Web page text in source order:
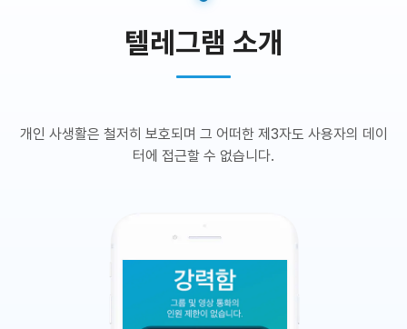
텔레그램 소개
개인 사생활은 철저히 보호되며 그 어떠한 제3자도 사용자의 데이
터에 접근할 수 없습니다.